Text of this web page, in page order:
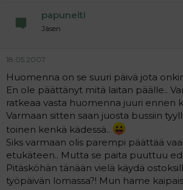
papuneiti
Jäsen
18.05.2007
Huomenna on se suuri päivä jota
En ole päättänyt mitä laitan päälle..
ratkeaa vasta huomenna juuri ennen
Varmaan sitten saan juosta bussiin
toinen kenkä kädessä..
Siks varmaan olis parempi päättää
etukäteen.. Mutta se paita puuttuu
Pitäsköhän tänään vielä käydä
työpäivän lomassa?! Mun hame